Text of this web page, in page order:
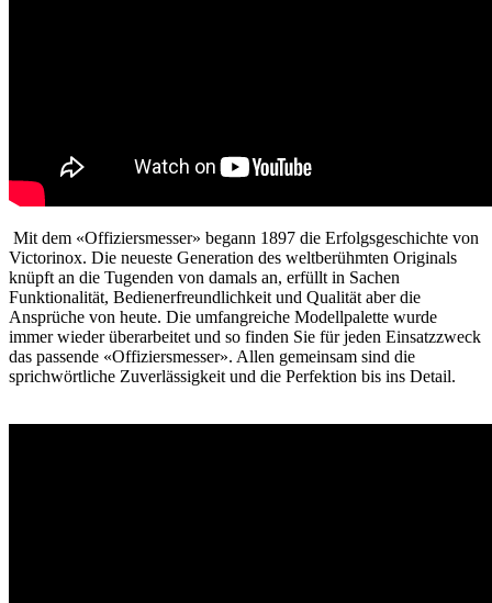
Mit dem «Offiziersmesser» begann 1897 die Erfolgsgeschichte von
Victorinox. Die neueste Generation des weltberühmten Originals
knüpft an die Tugenden von damals an, erfüllt in Sachen
Funktionalität, Bedienerfreundlichkeit und Qualität aber die
Ansprüche von heute. Die umfangreiche Modellpalette wurde
immer wieder überarbeitet und so finden Sie für jeden Einsatzzweck
das passende «Offiziersmesser». Allen gemeinsam sind die
sprichwörtliche Zuverlässigkeit und die Perfektion bis ins Detail.